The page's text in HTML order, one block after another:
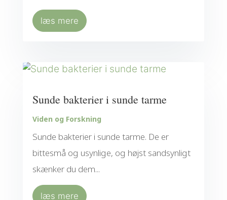
læs mere
Sunde bakterier i sunde tarme
Viden og Forskning
Sunde bakterier i sunde tarme. De er
bittesmå og usynlige, og højst sandsynligt
skænker du dem...
læs mere